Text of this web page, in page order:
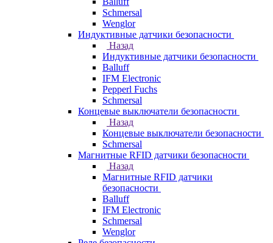
Schmersal
Wenglor
Индуктивные датчики безопасности
Назад
Индуктивные датчики безопасности
Balluff
IFM Electronic
Pepperl Fuchs
Schmersal
Концевые выключатели безопасности
Назад
Концевые выключатели безопасности
Schmersal
Магнитные RFID датчики безопасности
Назад
Магнитные RFID датчики
безопасности
Balluff
IFM Electronic
Schmersal
Wenglor